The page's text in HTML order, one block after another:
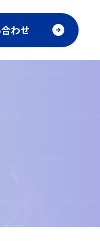
わせ